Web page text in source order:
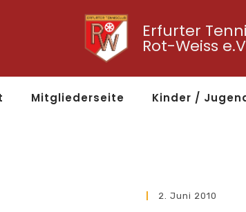
Erfurter
Rot-Weiss
Mitgliederseite Kinder /
2. Juni 2010